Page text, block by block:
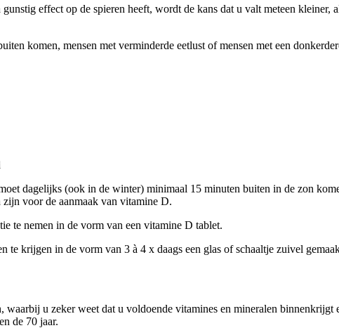
effect op de spieren heeft, wordt de kans dat u valt meteen kleiner,
komen, mensen met verminderde eetlust of mensen met een
dagelijks (ook in de winter) minimaal 15 minuten buiten in de zon
voor de aanmaak van vitamine D.
te nemen in de vorm van een vitamine D tablet.
krijgen in de vorm van 3 à 4 x daags een glas of schaaltje zuivel
waarbij u zeker weet dat u voldoende vitamines en mineralen
de 70 jaar.